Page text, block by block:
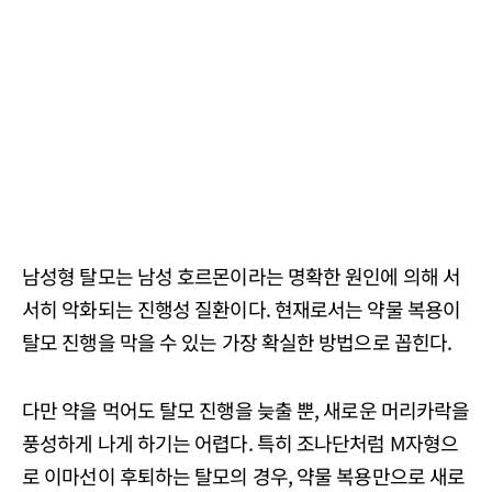
남성형 탈모는 남성 호르몬이라는 명확한 원인에 의해 서
서히 악화되는 진행성 질환이다. 현재로서는 약물 복용이
탈모 진행을 막을 수 있는 가장 확실한 방법으로 꼽힌다.
다만 약을 먹어도 탈모 진행을 늦출 뿐, 새로운 머리카락을
풍성하게 나게 하기는 어렵다. 특히 조나단처럼 M자형으
로 이마선이 후퇴하는 탈모의 경우, 약물 복용만으로 새로